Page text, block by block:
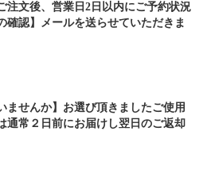
注文後、営業日2日以内にご予約状況
確認】メールを送らせていただきま
ませんか】お選び頂きましたご使用
通常２日前にお届けし翌日のご返却